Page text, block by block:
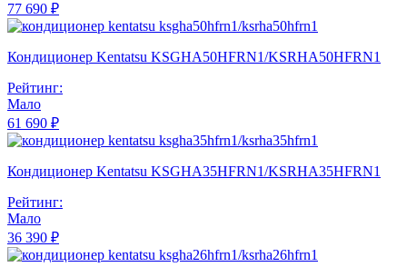
77 690 ₽
Кондиционер Kentatsu KSGHA50HFRN1/KSRHA50HFRN1
Рейтинг:
Мало
61 690 ₽
Кондиционер Kentatsu KSGHA35HFRN1/KSRHA35HFRN1
Рейтинг:
Мало
36 390 ₽